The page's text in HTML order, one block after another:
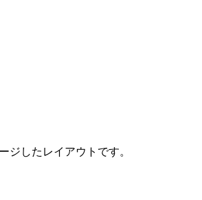
ジしたレイアウトです。